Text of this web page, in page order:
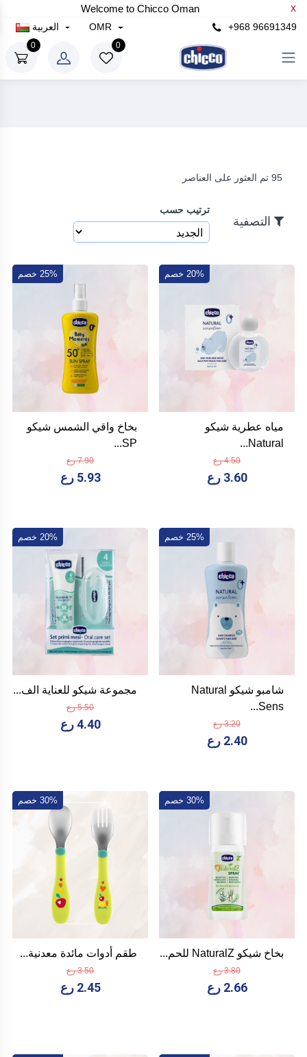
Welcome to Chicco Oman X
+968 96691349
OMR
0
0
×
بحث
95 تم العثور على العناصر
ترتيب حسب
20% خصم
مياه عطرية شيكو
Natural...
4.50 رع
3.60 رع
25% خصم
بخاخ واقي الشمس شيكو
SP...
7.90 رع
5.93 رع
25% خصم
شامبو شيكو Natural
Sens...
3.20 رع
2.40 رع
20% خصم
مجموعة شيكو للعناية الف...
5.50 رع
4.40 رع
30% خصم
بخاخ شيكو NaturalZ للحم...
3.80 رع
2.66 رع
30% خصم
طقم أدوات مائدة معدنية...
3.50 رع
2.45 رع